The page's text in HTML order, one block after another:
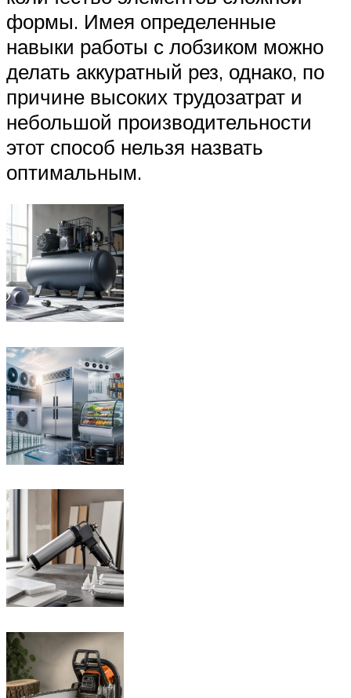
формы. Имея определенные
навыки работы с лобзиком можно
делать аккуратный рез, однако, по
причине высоких трудозатрат и
небольшой производительности
этот способ нельзя назвать
оптимальным.